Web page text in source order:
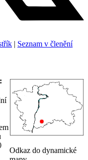
| Seznam v členění
Odkaz do dynamické